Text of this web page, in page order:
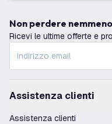
Non perdere
Ricevi le ultime offerte e
Assistenza clienti
Assistenza clienti